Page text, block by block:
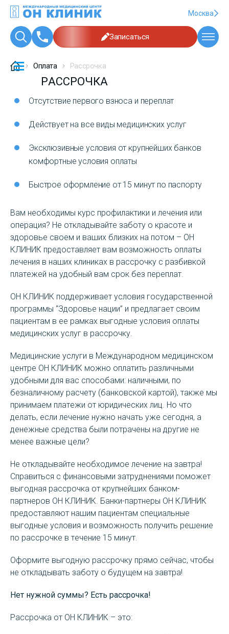
Москва
Записаться
Оплата Рассрочка
РАССРОЧКА
Отсутствие первого взноса и переплат
Действует на все виды медицинских услуг
Эксклюзивные условия от крупнейших банков
комфортные условия оплаты
Быстрое оформление от 15 минут по паспорту
Вам необходимы курс профилактики и лечения или
операция? Не откладывайте заботу о красоте и
здоровье своем и ваших близких на потом – ОН
КЛИНИК предоставляет вам возможность оплаты
лечения в наших клиниках в рассрочку с разбивкой
платежей на удобный вам срок без переплат.
ОН КЛИНИК поддерживает условия государственной
программы “Здоровье нации” и предлагает своим
пациентам в ее рамках выгодные условия оплаты
медицинских услуг в рассрочку.
Медицинские услуги в Международном медицинском
центре ОН КЛИНИК можно оплатить различными
удобными для вас способами: наличными, по
безналичному расчету (банковской картой), также мы
принимаем платежи от юридических лиц. Но что
делать, если лечение нужно начать уже сегодня, а
денежные средства были потрачены на другие не
менее важные цели?
Не откладывайте необходимое лечение на завтра!
Справиться с финансовыми затруднениями поможет
выгодная рассрочка от крупнейших банком-
партнеров ОН КЛИНИК. Банки-партнеры ОН КЛИНИК
предоставляют нашим пациентам специальные
выгодные условия и возможность получить решение
по рассрочке в течение 15 минут.
Оформите выгодную рассрочку прямо сейчас, чтобы
не откладывать заботу о будущем на завтра!
Нет нужной суммы? Есть рассрочка!
Рассрочка от ОН КЛИНИК – это: